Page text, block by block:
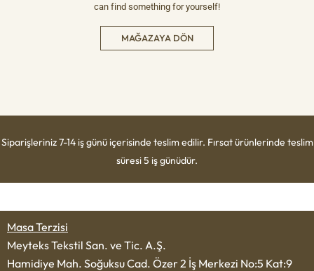
can find something for yourself!
MAĞAZAYA DÖN
Siparişleriniz 7-14 iş günü içerisinde teslim edilir. Fırsat ürünlerinde teslim
süresi 5 iş günüdür.
Masa Terzisi
Meyteks Tekstil San. ve Tic. A.Ş.
Hamidiye Mah. Soğuksu Cad. Özer 2 İş Merkezi No:5 Kat:9